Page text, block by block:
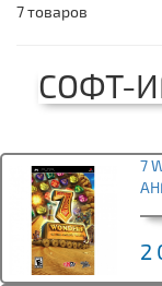
7 товаров
СОФТ-
7
2